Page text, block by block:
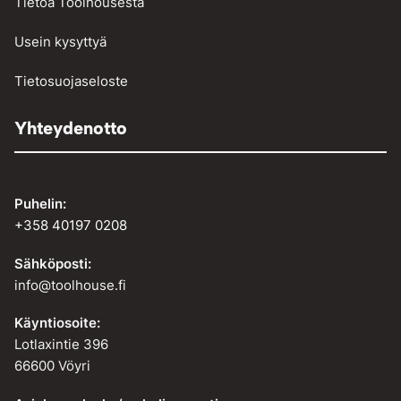
Usein kysyttyä
Tietosuojaseloste
Yhteydenotto
Puhelin:
+358 40197 0208
Sähköposti:
info@toolhouse.fi
Käyntiosoite:
Lotlaxintie 396
66600 Vöyri